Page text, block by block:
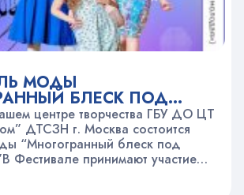
МОДЫ
БЛЕСК ПОД
центре творчества ГБУ ДО ЦТ
ДТСЗН г. Москва состоится
“Многогранный блеск под
Фестивале принимают участие
студии, театры моды г.